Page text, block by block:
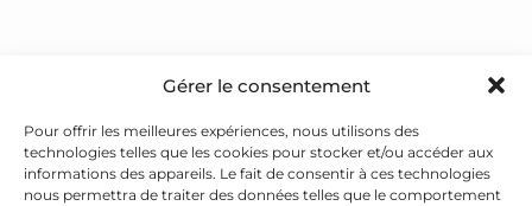
Gérer le consentement
Pour offrir les meilleures expériences, nous utilisons des
technologies telles que les cookies pour stocker et/ou accéder aux
informations des appareils. Le fait de consentir à ces technologies
nous permettra de traiter des données telles que le comportement
En suscitant l’adhésion et la confiance, le Pôle
social du FC Concordia a-t-il réussi là où la politique
sociale de la Ville de Lausanne a échoué ?
ÉMILIE MOESCHLER